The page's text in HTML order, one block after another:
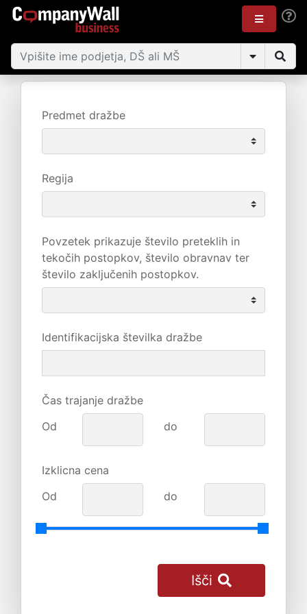
Predmet dražbe
Regija
Povzetek prikazuje število preteklih in
tekočih postopkov, število obravnav ter
število zaključenih postopkov.
Identifikacijska številka dražbe
Čas trajanje dražbe
Od
do
Izklicna cena
Od
do
Išči